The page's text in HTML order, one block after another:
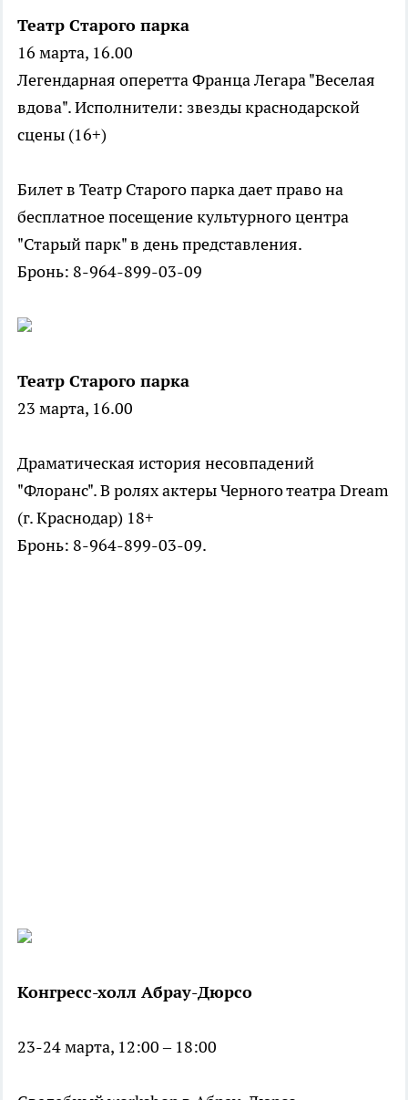
Театр Старого парка
16 марта, 16.00
Легендарная оперетта Франца Легара "Веселая
вдова". Исполнители: звезды краснодарской
сцены (16+)
Билет в Театр Старого парка дает право на
бесплатное посещение культурного центра
"Старый парк" в день представления.
Бронь: 8-964-899-03-09
Театр Старого парка
23 марта, 16.00
Драматическая история несовпадений
"Флоранс". В ролях актеры Черного театра Dream
(г. Краснодар) 18+
Бронь: 8-964-899-03-09.
Конгресс-холл Абрау-Дюрсо
23-24 марта, 12:00 – 18:00